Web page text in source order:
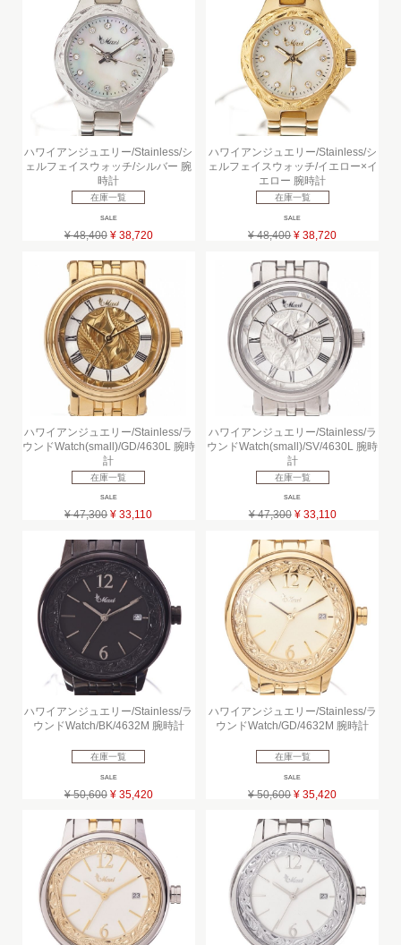
ハワイアンジュエリー/Stainless/シ
ェルフェイスウォッチ/シルバー 腕
時計
在庫一覧
SALE
¥ 48,400 ¥ 38,720
ハワイアンジュエリー/Stainless/シ
ェルフェイスウォッチ/イエロー×イ
エロー 腕時計
在庫一覧
SALE
¥ 48,400 ¥ 38,720
ハワイアンジュエリー/Stainless/ラ
ウンドWatch(small)/GD/4630L 腕時
計
在庫一覧
SALE
¥ 47,300 ¥ 33,110
ハワイアンジュエリー/Stainless/ラ
ウンドWatch(small)/SV/4630L 腕時
計
在庫一覧
SALE
¥ 47,300 ¥ 33,110
ハワイアンジュエリー/Stainless/ラ
ウンドWatch/BK/4632M 腕時計
在庫一覧
SALE
¥ 50,600 ¥ 35,420
ハワイアンジュエリー/Stainless/ラ
ウンドWatch/GD/4632M 腕時計
在庫一覧
SALE
¥ 50,600 ¥ 35,420